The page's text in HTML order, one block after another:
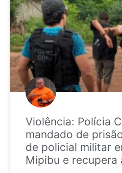
Violência: Polícia
mandado de
de policial militar
Mipibu e recupera